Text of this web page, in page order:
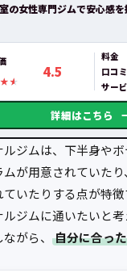
の女性専門ジムで安心感
4.5
料金
口コミ
サー
詳細はこちら
ジムは、下半身や
が用意されていた
いたりする点が特徴
ジムに通いたいと
がら、
自分に合っ